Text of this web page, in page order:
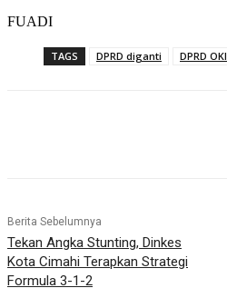
FUADI
TAGS DPRD diganti DPRD OKI
Berita Sebelumnya
Tekan Angka Stunting, Dinkes
Kota Cimahi Terapkan Strategi
Formula 3-1-2